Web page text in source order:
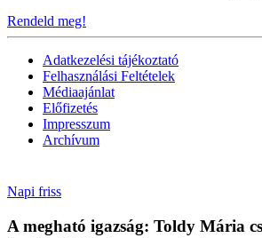
Rendeld meg!
Adatkezelési tájékoztató
Felhasználási Feltételek
Médiaajánlat
Előfizetés
Impresszum
Archívum
Napi friss
A megható igazság: Toldy Mária